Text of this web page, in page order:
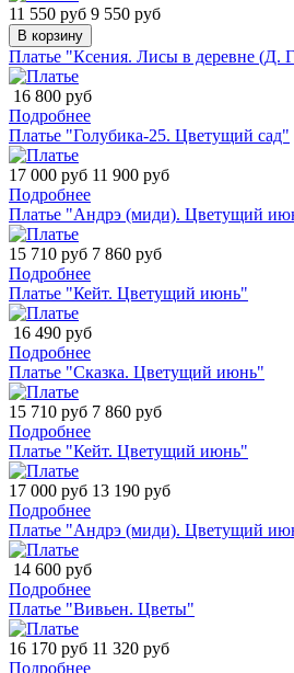
11 550 руб 9 550 руб
В корзину
Платье "Ксения. Лисы в деревне (Д.
16 800 руб
Подробнее
Платье "Голубика-25. Цветущий сад"
17 000 руб 11 900 руб
Подробнее
Платье "Андрэ (миди). Цветущий
15 710 руб 7 860 руб
Подробнее
Платье "Кейт. Цветущий июнь"
16 490 руб
Подробнее
Платье "Сказка. Цветущий июнь"
15 710 руб 7 860 руб
Подробнее
Платье "Кейт. Цветущий июнь"
17 000 руб 13 190 руб
Подробнее
Платье "Андрэ (миди). Цветущий
14 600 руб
Подробнее
Платье "Вивьен. Цветы"
16 170 руб 11 320 руб
Подробнее